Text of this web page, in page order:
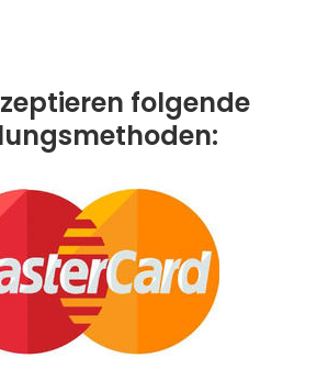
folgende